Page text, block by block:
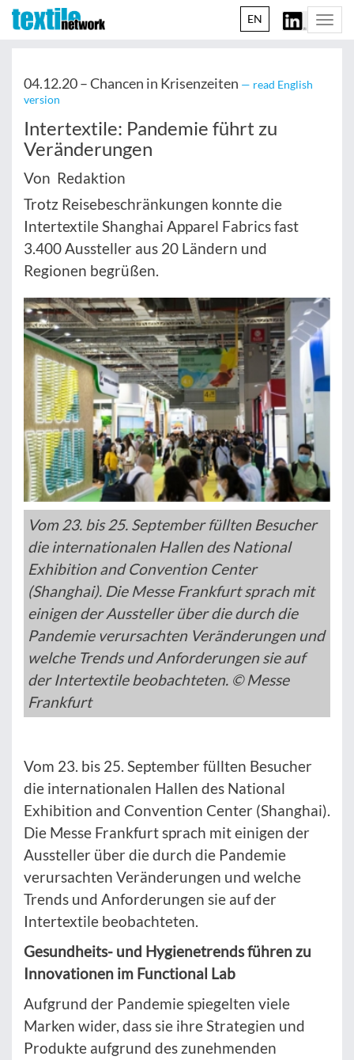
EN
04.12.20 –Chancen in Krisenzeiten — read English
version
Intertextile: Pandemie führt zu
Veränderungen
Von Redaktion
Trotz Reisebeschränkungen konnte die
Intertextile Shanghai Apparel Fabrics fast
3.400 Aussteller aus 20 Ländern und
Regionen begrüßen.
Vom 23. bis 25. September füllten Besucher
die internationalen Hallen des National
Exhibition and Convention Center
(Shanghai). Die Messe Frankfurt sprach mit
einigen der Aussteller über die durch die
Pandemie verursachten Veränderungen und
welche Trends und Anforderungen sie auf
der Intertextile beobachteten. © Messe
Frankfurt
Vom 23. bis 25. September füllten Besucher
die internationalen Hallen des National
Exhibition and Convention Center (Shanghai).
Die Messe Frankfurt sprach mit einigen der
Aussteller über die durch die Pandemie
verursachten Veränderungen und welche
Trends und Anforderungen sie auf der
Intertextile beobachteten.
Gesundheits- und Hygienetrends führen zu
Innovationen im Functional Lab
Aufgrund der Pandemie spiegelten viele
Marken wider, dass sie ihre Strategien und
Produkte aufgrund des zunehmenden